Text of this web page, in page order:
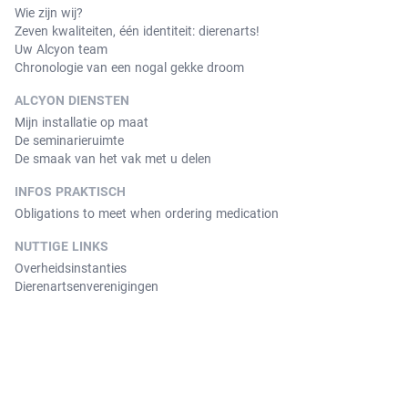
Wie zijn wij?
Zeven kwaliteiten, één identiteit: dierenarts!
Uw Alcyon team
Chronologie van een nogal gekke droom
ALCYON DIENSTEN
Mijn installatie op maat
De seminarieruimte
De smaak van het vak met u delen
INFOS PRAKTISCH
Obligations to meet when ordering medication
NUTTIGE LINKS
Overheidsinstanties
Dierenartsenverenigingen